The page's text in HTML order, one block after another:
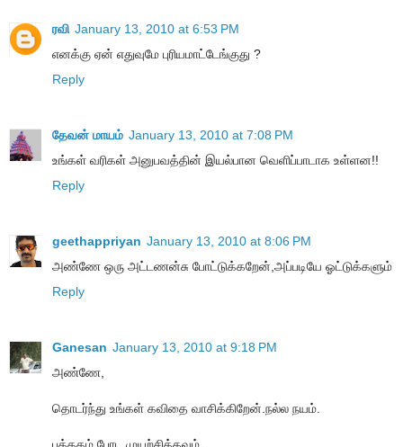
ரவி January 13, 2010 at 6:53 PM
எனக்கு ஏன் எதுவுமே புரியமாட்டேங்குது ?
Reply
தேவன் மாயம் January 13, 2010 at 7:08 PM
உங்கள் வரிகள் அனுபவத்தின் இயல்பான வெளிப்பாடாக உள்ளன!!
Reply
geethappriyan January 13, 2010 at 8:06 PM
அண்ணே ஒரு அட்டணன்சு போட்டுக்கறேன்,அப்படியே ஓட்டுக்களும்
Reply
Ganesan January 13, 2010 at 9:18 PM
அண்ணே,
தொடர்ந்து உங்கள் கவிதை வாசிக்கிறேன்.நல்ல நயம்.
புத்தகம் போட முயற்சிக்கவும்.